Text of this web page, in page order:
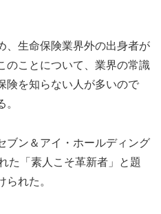
、生命保険業界外の出身者が
のことについて、業界の常識
険を知らない人が多いので
ブン＆アイ・ホールディング
た「素人こそ革新者」と題
られた。